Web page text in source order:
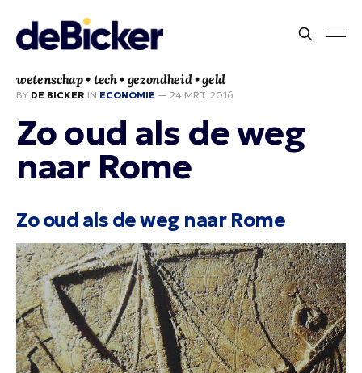
wetenschap • tech • gezondheid • geld
BY DE BICKER IN ECONOMIE — 24 MRT. 2016
Zo oud als de weg
naar Rome
Zo oud als de weg naar Rome